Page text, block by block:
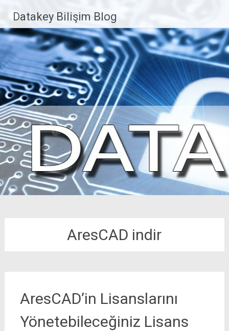
Datakey Bilişim Blog
AresCAD indir
AresCAD’in Lisanslarını
Yönetebileceğiniz Lisans